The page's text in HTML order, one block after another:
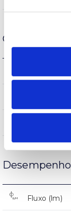
Carcaça e
Desempenho
Fluxo (lm)